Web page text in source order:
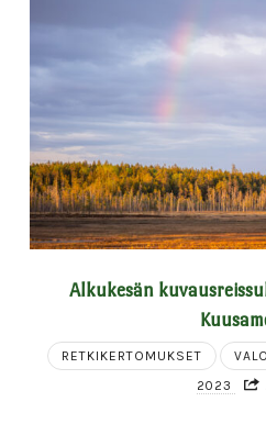
Alkukesän
RETKIKERTOMUKSET
2023